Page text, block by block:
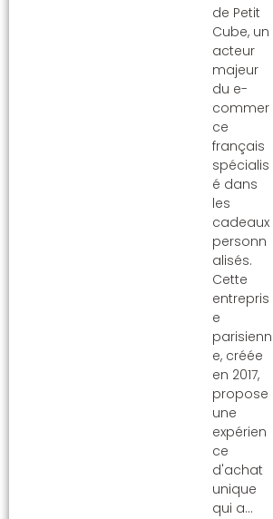
de Petit
Cube, un
acteur
majeur
du e-
commer
ce
français
spécialis
é dans
les
cadeaux
personn
alisés.
Cette
entrepris
e
parisienn
e, créée
en 2017,
propose
une
expérien
ce
d'achat
unique
qui a…